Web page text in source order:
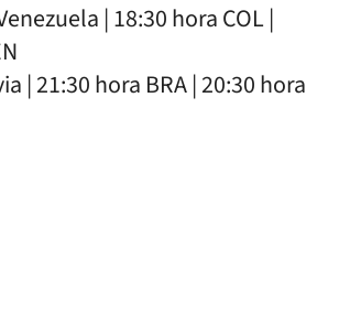
| 18:30 hora COL |
| 21:30 hora BRA | 20:30 hora